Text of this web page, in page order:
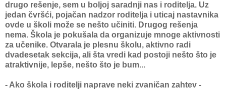
drugo rešenje, sem u boljoj saradnji nas i roditelja. Uz
jedan čvršći, pojačan nadzor roditelja i uticaj nastavnika
ovde u školi može se nešto učiniti. Drugog rešenja
nema. Škola je pokušala da organizuje mnoge aktivnosti
za učenike. Otvarala je plesnu školu, aktivno radi
dvadesetak sekcija, ali šta vredi kad postoji nešto što je
atraktivnije, lepše, nešto što je bum...
- Ako škola i roditelji naprave neki zvaničan zahtev -